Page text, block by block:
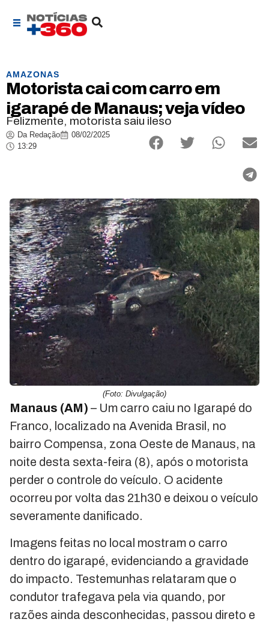
AMAZONAS
Motorista cai com carro em
igarapé de Manaus; veja vídeo
Felizmente, motorista saiu ileso
Da Redação
08/02/2025
13:29
(Foto: Divulgação)
Manaus (AM) – Um carro caiu no Igarapé do
Franco, localizado na Avenida Brasil, no
bairro Compensa, zona Oeste de Manaus, na
noite desta sexta-feira (8), após o motorista
perder o controle do veículo. O acidente
ocorreu por volta das 21h30 e deixou o veículo
severamente danificado.
Imagens feitas no local mostram o carro
dentro do igarapé, evidenciando a gravidade
do impacto. Testemunhas relataram que o
condutor trafegava pela via quando, por
razões ainda desconhecidas, passou direto e